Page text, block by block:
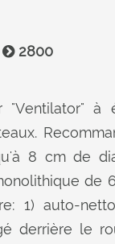
2800
à
8 cm de
de
1) auto-
derrière le